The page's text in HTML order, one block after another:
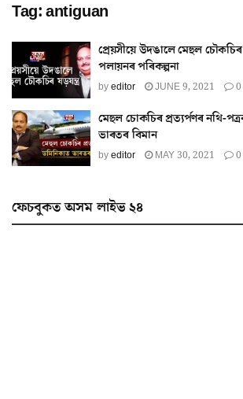
Tag:antiguan
প্ৰেয়সীয়ে উদঙালে মেহুল চৌকচিৰ
পলায়নৰ পৰিকল্পনা
byeditor JUNE 9, 2021 0
মেহুল চোকচিৰ প্ৰত্যৰ্পণৰ নথি-
ভাৰতৰ বিমান
byeditor MAY 30, 2021 0
ফেচবুকত অসম লাইভ ২৪